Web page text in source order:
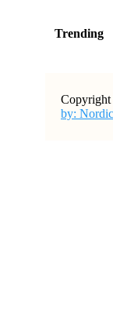
Trending
Copyright
by: